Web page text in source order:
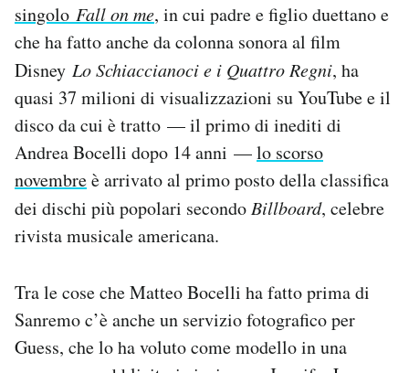
singolo Fall on me, in cui padre e figlio duettano e
che ha fatto anche da colonna sonora al film
Disney Lo Schiaccianoci e i Quattro Regni, ha
quasi 37 milioni di visualizzazioni su YouTube e il
disco da cui è tratto — il primo di inediti di
Andrea Bocelli dopo 14 anni —lo scorso
novembreè arrivato al primo posto della classifica
dei dischi più popolari secondo Billboard, celebre
rivista musicale americana.
Tra le cose che Matteo Bocelli ha fatto prima di
Sanremo c’è anche un servizio fotografico per
Guess, che lo ha voluto come modello in una